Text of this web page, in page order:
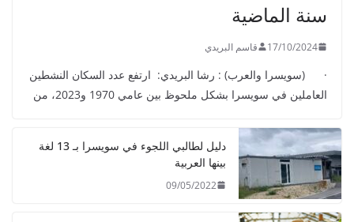
سنة الماضية
17/10/2024 قاسم البريدي
· (سويسرا والعرب) : رشا البريدي: ارتفع عدد السكان النشطين
العاملين في سويسرا بشكل ملحوظ بين عامي 1970 و2023، من
دليل لطالبي اللجوء في سويسرا بـ 13 لغة
بينها العربية
09/05/2022